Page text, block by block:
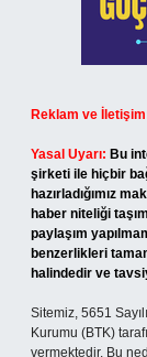
Reklam ve
Yasal Uyarı: Bu
şirketi ile hiçbir
hazırladığımız
haber niteliği
paylaşım
benzerlikleri
halindedir ve
Sitemiz, 5651
Kurumu (BTK)
vermektedir. Bu